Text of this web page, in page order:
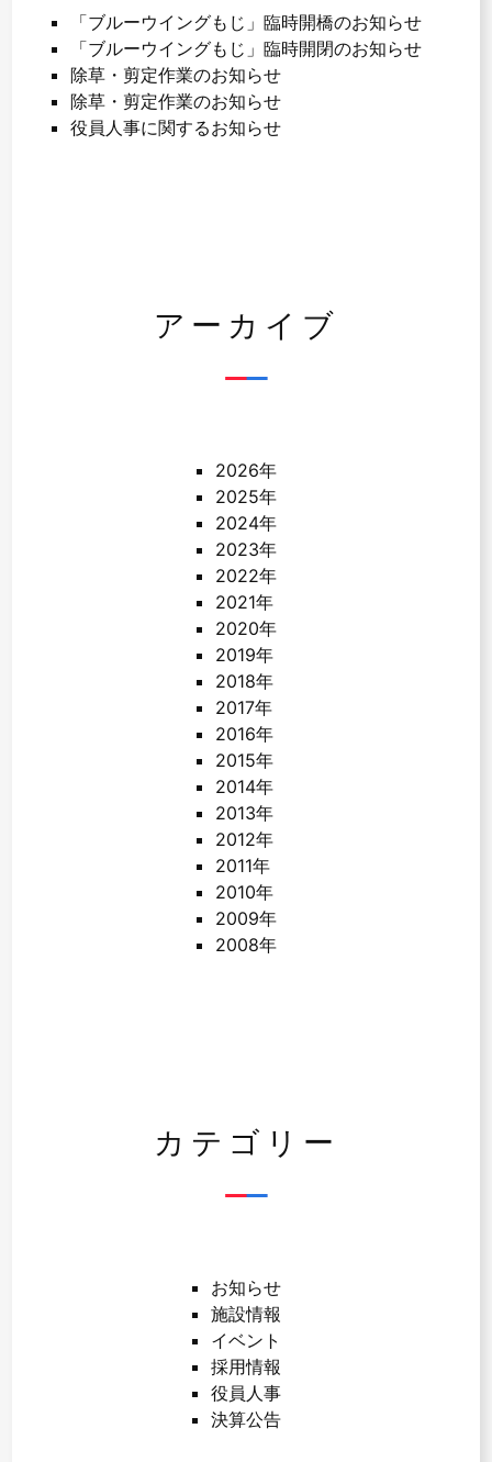
「ブルーウイングもじ」臨時開橋のお知らせ
「ブルーウイングもじ」臨時開閉のお知らせ
除草・剪定作業のお知らせ
除草・剪定作業のお知らせ
役員人事に関するお知らせ
アーカイブ
2026年
2025年
2024年
2023年
2022年
2021年
2020年
2019年
2018年
2017年
2016年
2015年
2014年
2013年
2012年
2011年
2010年
2009年
2008年
カテゴリー
お知らせ
施設情報
イベント
採用情報
役員人事
決算公告